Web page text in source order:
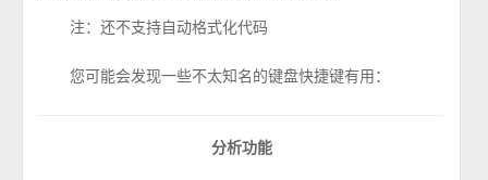
注：还不支持自动格式化代码
您可能会发现一些不太知名的键盘快捷键有用：
分析功能